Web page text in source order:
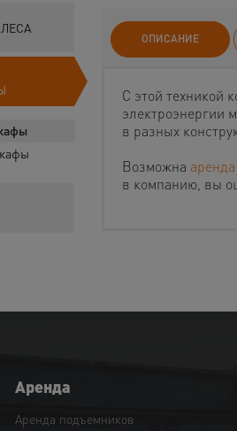
ОПИСАНИЕ
С этой техникой
электроэнергии
в разных
Возможна
в компанию, вы
Аренда
Аренда подъемников